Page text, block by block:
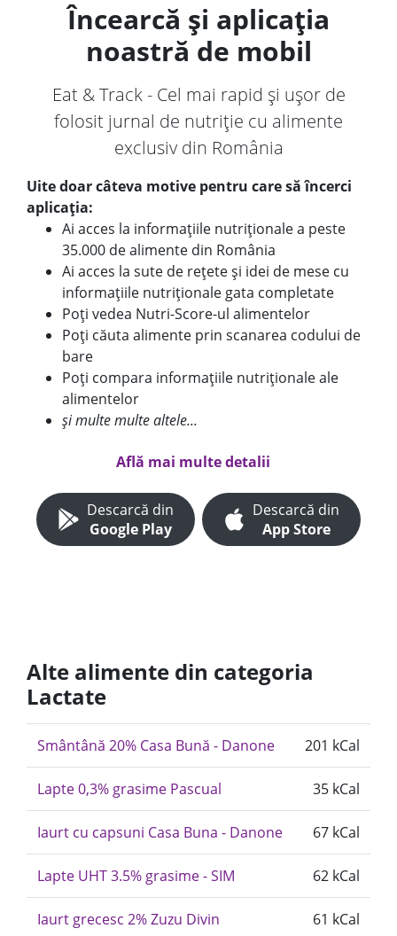
Încearcă și aplicația
noastră de mobil
Eat & Track - Cel mai rapid și ușor de
folosit jurnal de nutriție cu alimente
exclusiv din România
Uite doar câteva motive pentru care să încerci
aplicația:
Ai acces la informațiile nutriționale a peste
35.000 de alimente din România
Ai acces la sute de rețete și idei de mese cu
informațiile nutriționale gata completate
Poți vedea Nutri-Score-ul alimentelor
Poți căuta alimente prin scanarea codului de
bare
Poți compara informațiile nutriționale ale
alimentelor
și multe multe altele...
Află mai multe detalii
Descarcă din
Google Play
Descarcă din
App Store
Alte alimente din categoria
Lactate
Smântână 20% Casa Bună - Danone 201 kCal
Lapte 0,3% grasime Pascual 35 kCal
Iaurt cu capsuni Casa Buna - Danone 67 kCal
Lapte UHT 3.5% grasime - SIM 62 kCal
Iaurt grecesc 2% Zuzu Divin 61 kCal